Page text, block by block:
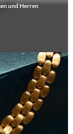
und Herren